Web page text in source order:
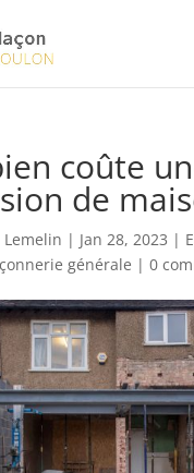
coûte
de
Lemelin | Jan 28, 2023 |
générale | 0